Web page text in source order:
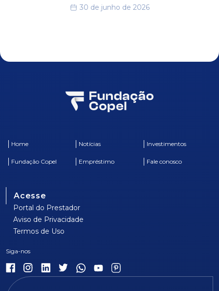
30 de junho de 2026
Home Notícias Investimentos
Fundação Copel Empréstimo Fale conosco
Acesse
Portal do Prestador
Aviso de Privacidade
Termos de Uso